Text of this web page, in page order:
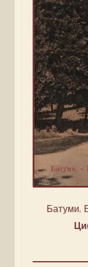
Батуми.